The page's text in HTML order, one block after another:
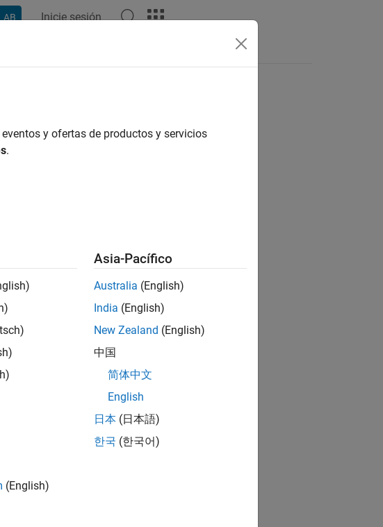
Inicie sesión
this information?
y ofertas de productos y servicios
.
(English)
Asia-Pacífico
Australia (English)
India (English)
New Zealand (English)
中国
简体中文
English
日本 (日本語)
한국 (한국어)